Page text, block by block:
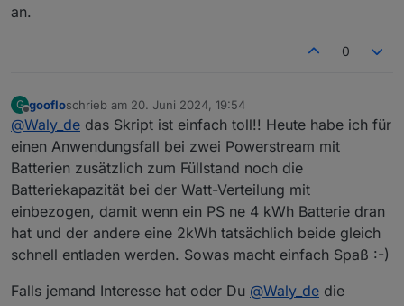
an.
0
G
Offline
goofloschrieb am 20. Juni 2024, 19:54
zuletzt editiert von
@Waly_de das Skript ist einfach toll!! Heute habe ich für
einen Anwendungsfall bei zwei Powerstream mit
Batterien zusätzlich zum Füllstand noch die
Batteriekapazität bei der Watt-Verteilung mit
einbezogen, damit wenn ein PS ne 4 kWh Batterie dran
hat und der andere eine 2kWh tatsächlich beide gleich
schnell entladen werden. Sowas macht einfach Spaß :-)
Falls jemand Interesse hat oder Du @Waly_de die